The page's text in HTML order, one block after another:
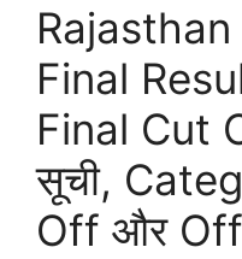
Final
Final Cut
सूची,
Off और